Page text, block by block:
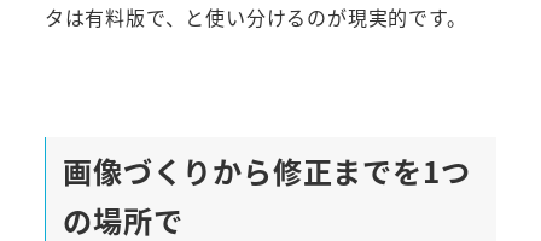
タは有料版で、と使い分けるのが現実的です。
画像づくりから修正までを1つ
の場所で